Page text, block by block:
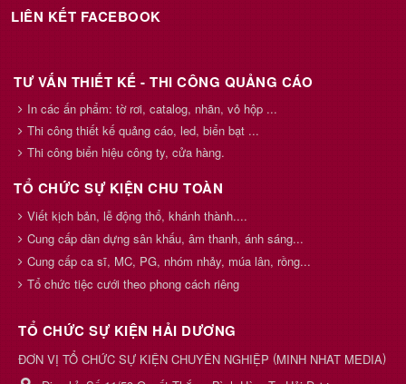
LIÊN KẾT FACEBOOK
TƯ VẤN THIẾT KẾ - THI CÔNG QUẢNG CÁO
In các ấn phẩm: tờ rơi, catalog, nhãn, vỏ hộp ...
Thi công thiết kế quảng cáo, led, biển bạt ...
Thi công biển hiệu công ty, cửa hàng.
TỔ CHỨC SỰ KIỆN CHU TOÀN
Viết kịch bản, lễ động thổ, khánh thành....
Cung cấp dàn dựng sân khấu, âm thanh, ánh sáng...
Cung cấp ca sĩ, MC, PG, nhóm nhảy, múa lân, rồng...
Tổ chức tiệc cưới theo phong cách riêng
TỔ CHỨC SỰ KIỆN HẢI DƯƠNG
ĐƠN VỊ TỔ CHỨC SỰ KIỆN CHUYÊN NGHIỆP (MINH NHAT MEDIA)